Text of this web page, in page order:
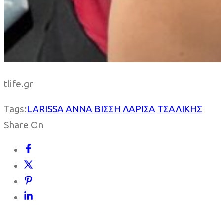
tlife.gr
Tags:LARISSA ΑΝΝΑ ΒΙΣΣΗ ΛΑΡΙΣΑ ΤΣΑΛΙΚΗΣ
Share On